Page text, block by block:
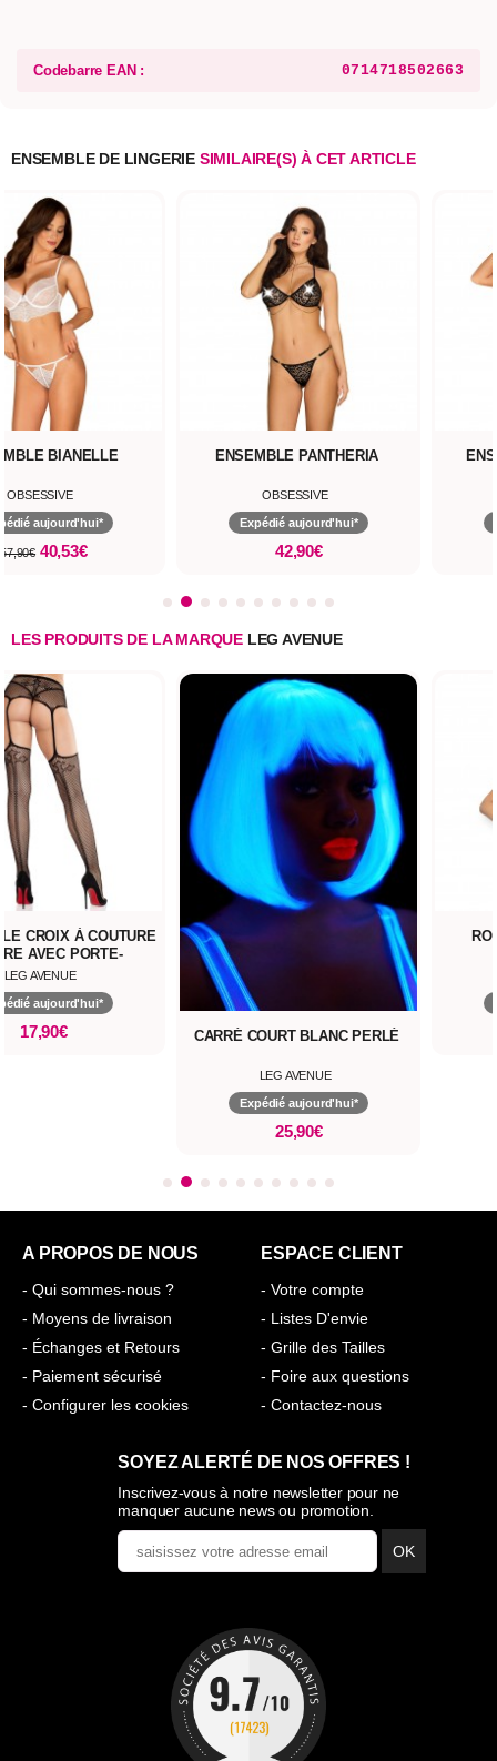
Codebarre EAN : 0714718502663
ENSEMBLE DE LINGERIE SIMILAIRE(S) À CET ARTICLE
BIANELLE
OBSESSIVE
aujourd'hui*
57,90€ 40,53€
ENSEMBLE PANTHERIA
OBSESSIVE
Expédié aujourd'hui*
42,90€
LES PRODUITS DE LA MARQUE LEG AVENUE
CROIX À COUTURE
AVEC PORTE-
LEG AVENUE
aujourd'hui*
17,90€ CARRÉ COURT BLANC PERLÉ
LEG AVENUE
Expédié aujourd'hui*
25,90€
A PROPOS DE NOUS
- Qui sommes-nous ?
- Moyens de livraison
- Échanges et Retours
- Paiement sécurisé
- Configurer les cookies
ESPACE CLIENT
- Votre compte
- Listes D'envie
- Grille des Tailles
- Foire aux questions
- Contactez-nous
SOYEZ ALERTÉ DE NOS OFFRES !
Inscrivez-vous à notre newsletter pour ne
manquer aucune news ou promotion.
OK